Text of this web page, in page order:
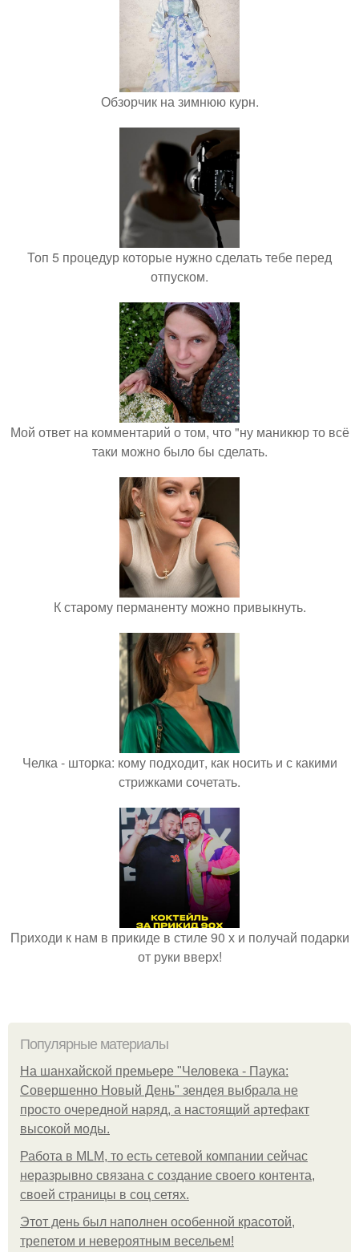
Обзорчик на зимнюю курн.
Топ 5 процедур которые нужно сделать тебе перед
отпуском.
Мой ответ на комментарий о том, что "ну маникюр то всё
таки можно было бы сделать.
К старому перманенту можно привыкнуть.
Челка - шторка: кому подходит, как носить и с какими
стрижками сочетать.
Приходи к нам в прикиде в стиле 90 х и получай подарки
от руки вверх!
Популярные материалы
На шанхайской премьере "Человека - Паука:
Совершенно Новый День" зендея выбрала не
просто очередной наряд, а настоящий артефакт
высокой моды.
Работа в MLM, то есть сетевой компании сейчас
неразрывно связана с создание своего контента,
своей страницы в соц сетях.
Этот день был наполнен особенной красотой,
трепетом и невероятным весельем!